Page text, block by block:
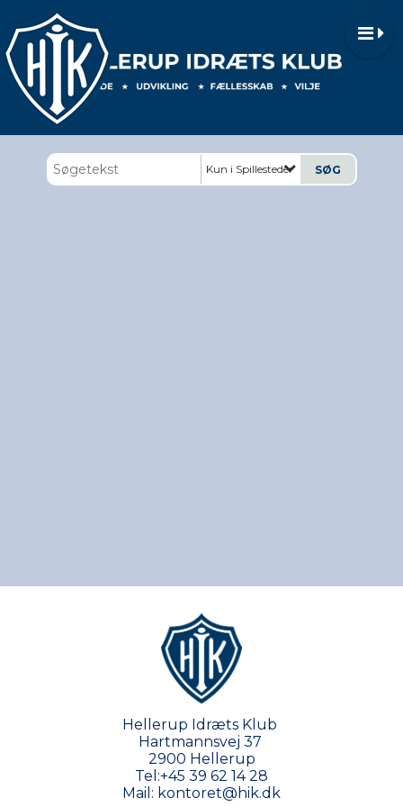
Kun i Spillesteder
Hellerup Idræts Klub
Hartmannsvej 37
2900 Hellerup
Tel:+45 39 62 14 28
Mail: kontoret@hik.dk